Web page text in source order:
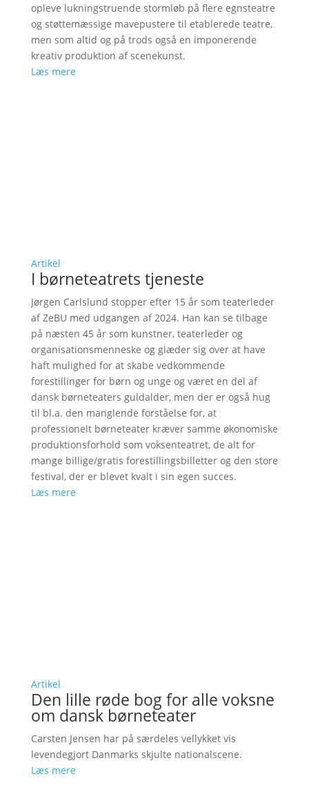
opleve lukningstruende stormløb på flere egnsteatre
og støttemæssige mavepustere til etablerede teatre,
men som altid og på trods også en imponerende
kreativ produktion af scenekunst.
Læs mere
Artikel
I børneteatrets tjeneste
Jørgen Carlslund stopper efter 15 år som teaterleder
af ZeBU med udgangen af 2024. Han kan se tilbage
på næsten 45 år som kunstner, teaterleder og
organisationsmenneske og glæder sig over at have
haft mulighed for at skabe vedkommende
forestillinger for børn og unge og været en del af
dansk børneteaters guldalder, men der er også hug
til bl.a. den manglende forståelse for, at
professionelt børneteater kræver samme økonomiske
produktionsforhold som voksenteatret, de alt for
mange billige/gratis forestillingsbilletter og den store
festival, der er blevet kvalt i sin egen succes.
Læs mere
Artikel
Den lille røde bog for alle voksne
om dansk børneteater
Carsten Jensen har på særdeles vellykket vis
levendegjort Danmarks skjulte nationalscene.
Læs mere